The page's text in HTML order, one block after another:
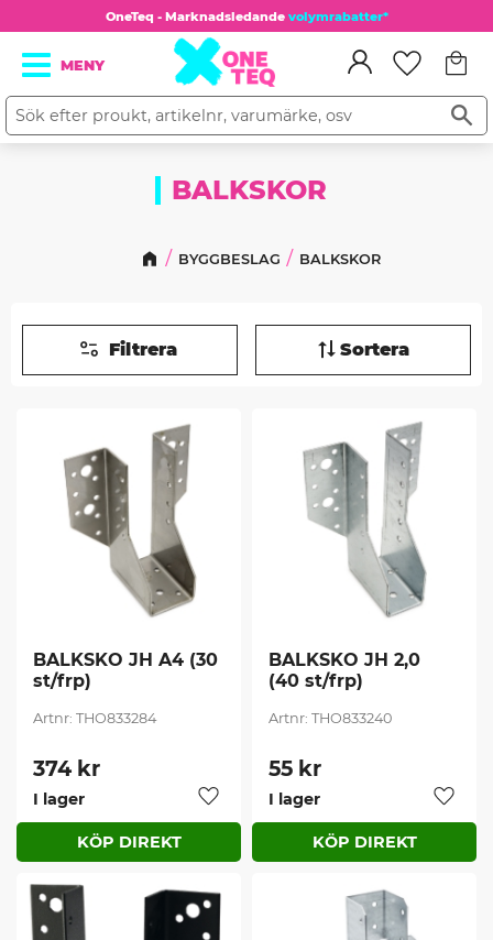
Meny
OneTeq - Marknadsledande volymrabatter*
BALKSKOR
BYGGBESLAG BALKSKOR
Filtrera Sortera
BALKSKO JH A4 (30
st/frp)
THO833284
374 kr
Lägg till i favoriter
I lager
BALKSKO JH 2,0
(40 st/frp)
THO833240
55 kr
Lägg
I lager